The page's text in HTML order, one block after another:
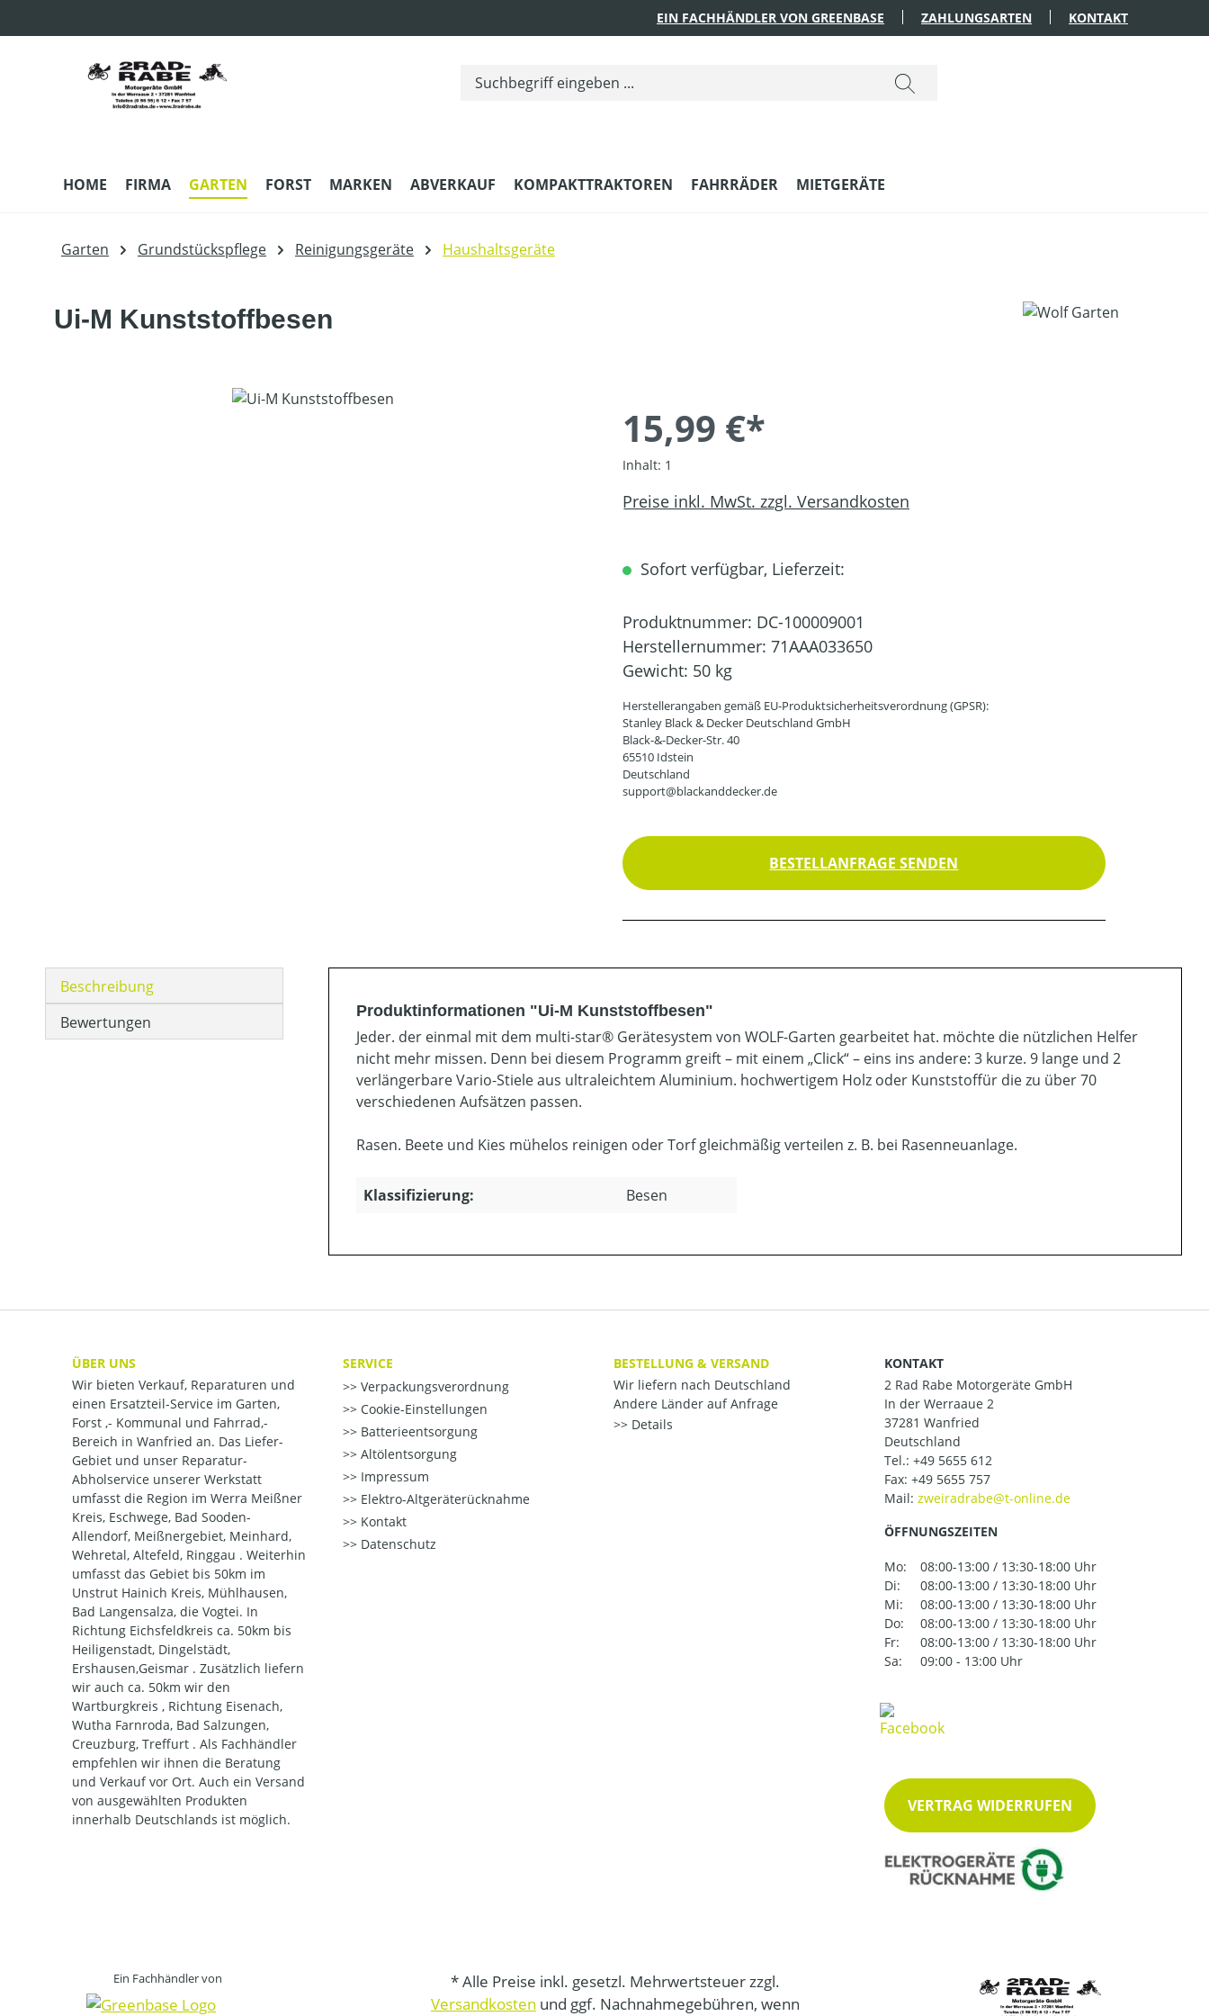
EIN FACHHÄNDLER VON GREENBASE ZAHLUNGSARTEN KONTAKT
HOME FIRMA GARTEN FORST MARKEN ABVERKAUF KOMPAKTTRAKTOREN FAHRRÄDER MIETGERÄTE
Garten Grundstückspflege Reinigungsgeräte Haushaltsgeräte
Ui-M Kunststoffbesen
15,99 €*
Inhalt: 1
Preise inkl. MwSt. zzgl. Versandkosten
Sofort verfügbar, Lieferzeit:
Produktnummer: DC-100009001
Herstellernummer: 71AAA033650
Gewicht: 50 kg
Herstellerangaben gemäß EU-Produktsicherheitsverordnung (GPSR):
Stanley Black & Decker Deutschland GmbH
Black-&-Decker-Str. 40
65510 Idstein
Deutschland
support@blackanddecker.de
BESTELLANFRAGE SENDEN
Beschreibung
Bewertungen
Produktinformationen "Ui-M Kunststoffbesen"
Jeder. der einmal mit dem multi-star® Gerätesystem von WOLF-Garten gearbeitet hat. möchte die nützlichen Helfer
nicht mehr missen. Denn bei diesem Programm greift – mit einem „Click“ – eins ins andere: 3 kurze. 9 lange und 2
verlängerbare Vario-Stiele aus ultraleichtem Aluminium. hochwertigem Holz oder Kunststoffür die zu über 70
verschiedenen Aufsätzen passen.
Rasen. Beete und Kies mühelos reinigen oder Torf gleichmäßig verteilen z. B. bei Rasenneuanlage.
Klassifizierung: Besen
ÜBER UNS
Wir bieten Verkauf, Reparaturen und
einen Ersatzteil-Service im Garten,
Forst ,- Kommunal und Fahrrad,-
Bereich in Wanfried an. Das Liefer-
Gebiet und unser Reparatur-
Abholservice unserer Werkstatt
umfasst die Region im Werra Meißner
Kreis, Eschwege, Bad Sooden-
Allendorf, Meißnergebiet, Meinhard,
Wehretal, Altefeld, Ringgau . Weiterhin
umfasst das Gebiet bis 50km im
Unstrut Hainich Kreis, Mühlhausen,
Bad Langensalza, die Vogtei. In
Richtung Eichsfeldkreis ca. 50km bis
Heiligenstadt, Dingelstädt,
Ershausen,Geismar . Zusätzlich liefern
wir auch ca. 50km wir den
Wartburgkreis , Richtung Eisenach,
Wutha Farnroda, Bad Salzungen,
Creuzburg, Treffurt . Als Fachhändler
empfehlen wir ihnen die Beratung
und Verkauf vor Ort. Auch ein Versand
von ausgewählten Produkten
innerhalb Deutschlands ist möglich.
SERVICE
Verpackungsverordnung
Cookie-Einstellungen
Batterieentsorgung
Altölentsorgung
Impressum
Elektro-Altgeräterücknahme
Kontakt
Datenschutz
BESTELLUNG & VERSAND
Wir liefern nach Deutschland
Andere Länder auf Anfrage
Details
KONTAKT
2 Rad Rabe Motorgeräte GmbH
In der Werraaue 2
37281 Wanfried
Deutschland
Tel.: +49 5655 612
Fax: +49 5655 757
Mail:
ÖFFNUNGSZEITEN
Mo:
08:00-13:00 / 13:30-18:00 Uhr
Di:
08:00-13:00 / 13:30-18:00 Uhr
Mi:
08:00-13:00 / 13:30-18:00 Uhr
Do:
08:00-13:00 / 13:30-18:00 Uhr
Fr:
08:00-13:00 / 13:30-18:00 Uhr
Sa:
09:00 - 13:00 Uhr
VERTRAG WIDERRUFEN
Ein Fachhändler von
* Alle Preise inkl. gesetzl. Mehrwertsteuer zzgl.
Versandkosten und ggf. Nachnahmegebühren, wenn